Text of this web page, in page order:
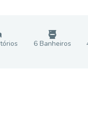
s 6Banheiros